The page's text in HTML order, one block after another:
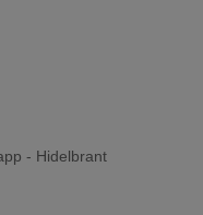
- Hidelbrant